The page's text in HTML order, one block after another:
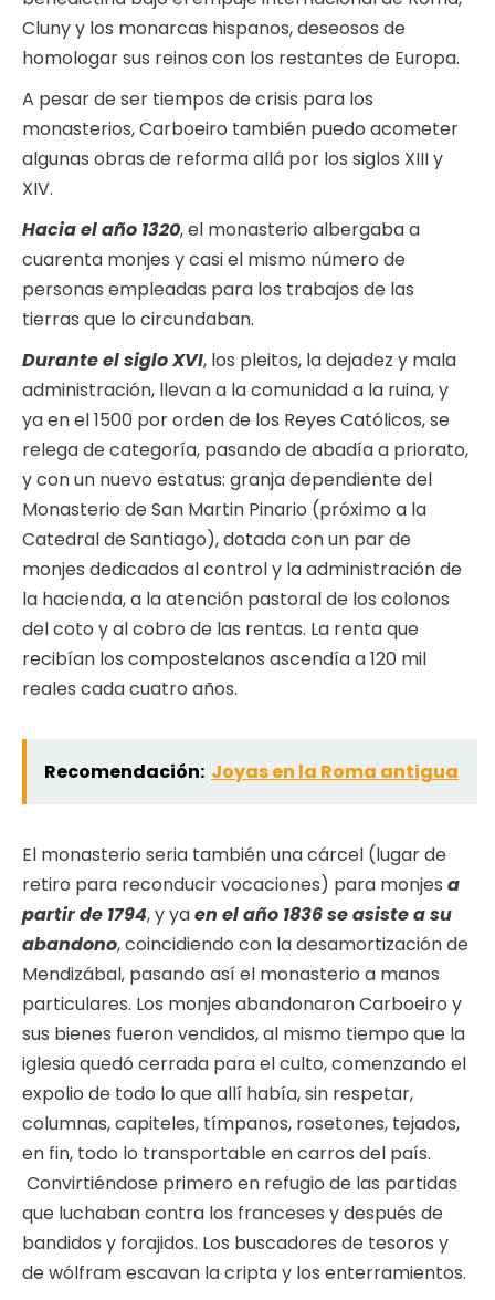
Cluny y los monarcas hispanos, deseosos de
homologar sus reinos con los restantes de Europa.
A pesar de ser tiempos de crisis para los
monasterios, Carboeiro también puedo acometer
algunas obras de reforma allá por los siglos XIII y
XIV.
Hacia el año 1320, el monasterio albergaba a
cuarenta monjes y casi el mismo número de
personas empleadas para los trabajos de las
tierras que lo circundaban.
Durante el siglo XVI, los pleitos, la dejadez y mala
administración, llevan a la comunidad a la ruina, y
ya en el 1500 por orden de los Reyes Católicos, se
relega de categoría, pasando de abadía a priorato,
y con un nuevo estatus: granja dependiente del
Monasterio de San Martin Pinario (próximo a la
Catedral de Santiago), dotada con un par de
monjes dedicados al control y la administración de
la hacienda, a la atención pastoral de los colonos
del coto y al cobro de las rentas. La renta que
recibían los compostelanos ascendía a 120 mil
reales cada cuatro años.
Recomendación: Joyas en la Roma antigua
El monasterio seria también una cárcel (lugar de
retiro para reconducir vocaciones) para monjes a
partir de 1794, y yaen el año 1836 se asiste a su
abandono, coincidiendo con la desamortización de
Mendizábal, pasando así el monasterio a manos
particulares. Los monjes abandonaron Carboeiro y
sus bienes fueron vendidos, al mismo tiempo que la
iglesia quedó cerrada para el culto, comenzando el
expolio de todo lo que allí había, sin respetar,
columnas, capiteles, tímpanos, rosetones, tejados,
en fin, todo lo transportable en carros del país.
Convirtiéndose primero en refugio de las partidas
que luchaban contra los franceses y después de
bandidos y forajidos. Los buscadores de tesoros y
de wólfram escavan la cripta y los enterramientos.